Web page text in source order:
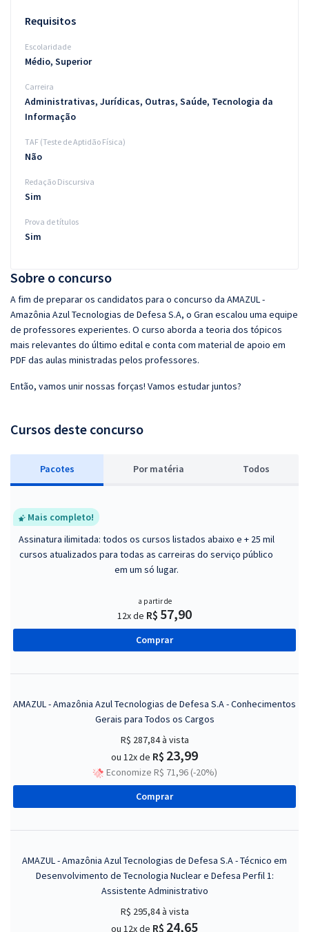
Sobre o concurso
A fim de preparar os candidatos para o concurso da AMAZUL -
Amazônia Azul Tecnologias de Defesa S.A, o Gran escalou uma equipe
de professores experientes. O curso aborda a teoria dos tópicos
mais relevantes do último edital e conta com material de apoio em
PDF das aulas ministradas pelos professores.
Então, vamos unir nossas forças! Vamos estudar juntos?
Cursos deste concurso
Pacotes Por matéria Todos
Mais completo!
Assinatura ilimitada: todos os cursos listados abaixo e + 25 mil
cursos atualizados para todas as carreiras do serviço público
em um só lugar.
a partir de
12x de R$ 57,90
Comprar
AMAZUL - Amazônia Azul Tecnologias de Defesa S.A - Conhecimentos
Gerais para Todos os Cargos
R$ 287,84à vista
ou 12x de R$ 23,99
Economize R$ 71,96 (-20%)
Comprar
AMAZUL - Amazônia Azul Tecnologias de Defesa S.A - Técnico em
Desenvolvimento de Tecnologia Nuclear e Defesa Perfil 1:
Assistente Administrativo
R$ 295,84à vista
ou 12x de R$ 24,65
Requisitos
Escolaridade
Médio, Superior
Carreira
Administrativas, Jurídicas, Outras, Saúde, Tecnologia da
Informação
TAF (Teste de Aptidão Física)
Não
Redação Discursiva
Sim
Prova de títulos
Sim